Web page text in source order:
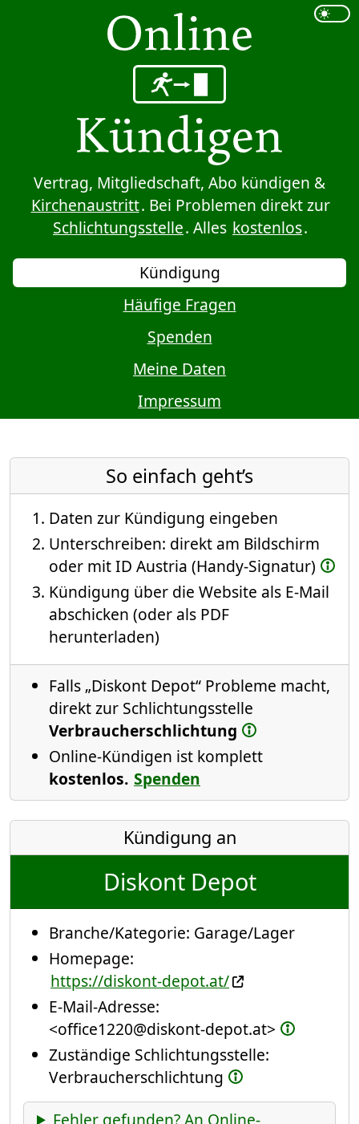
Sprung zum Inhalt
Vertrag, Mitgliedschaft, Abo kündigen &
Kirchenaustritt. Bei Problemen direkt zur
Schlichtungsstelle. Alles kostenlos.
Kündigung
Häufige Fragen
Spenden
Meine Daten
Impressum
So einfach geht’s
Daten zur Kündigung eingeben
Unterschreiben: direkt am Bildschirm
oder mit ID Austria (Handy-Signatur)
Kündigung über die Website als E-Mail
abschicken (oder als PDF
herunterladen)
Falls „Diskont Depot“ Probleme macht,
direkt zur Schlichtungsstelle
Verbraucherschlichtung
Online-Kündigen ist komplett
kostenlos. Spenden
Kündigung an
Diskont Depot
Branche/Kategorie: Garage/Lager
Homepage:
https://diskont-depot.at/
E-Mail-Adresse:
<office1220@diskont-depot.at>
Zuständige Schlichtungsstelle:
Verbraucherschlichtung
Fehler gefunden? An Online-